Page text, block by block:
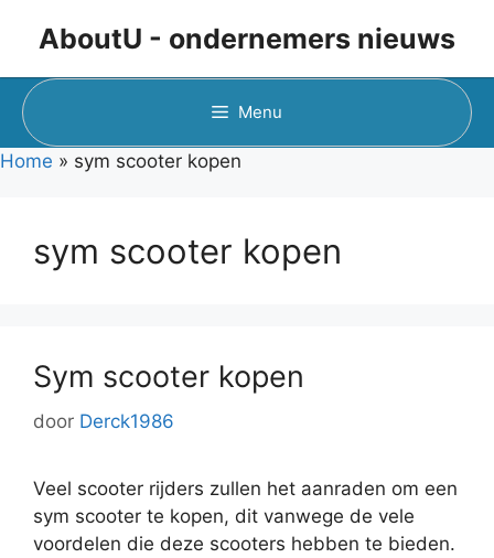
inhoud
AboutU - ondernemers nieuws
Menu
Home » sym scooter kopen
sym scooter kopen
Sym scooter kopen
door Derck1986
Veel scooter rijders zullen het aanraden om een
sym scooter te kopen, dit vanwege de vele
voordelen die deze scooters hebben te bieden.